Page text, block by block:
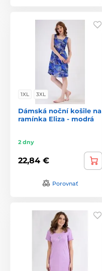
1XL 3XL
Dámská noční košile na
ramínka Eliza - modrá
2 dny
22,84 €
Porovnať